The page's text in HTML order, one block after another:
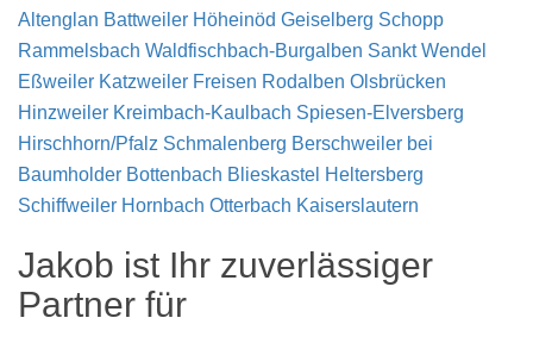
Altenglan Battweiler Höheinöd Geiselberg Schopp
Rammelsbach Waldfischbach-Burgalben Sankt Wendel
Eßweiler Katzweiler Freisen Rodalben Olsbrücken
Hinzweiler Kreimbach-Kaulbach Spiesen-Elversberg
Hirschhorn/Pfalz Schmalenberg Berschweiler bei
Baumholder Bottenbach Blieskastel Heltersberg
Schiffweiler Hornbach Otterbach Kaiserslautern
Jakob ist Ihr zuverlässiger
Partner für